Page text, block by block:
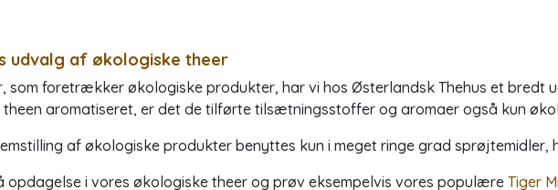
udvalg af økologiske theer
som foretrækker økologiske produkter, har vi hos Østerlandsk Thehus et bredt
theen aromatiseret, er det de tilførte tilsætningsstoffer og aromaer også kun
af økologiske produkter benyttes kun i meget ringe grad sprøjtemidler,
opdagelse i vores økologiske theer og prøv eksempelvis vores populære Tiger